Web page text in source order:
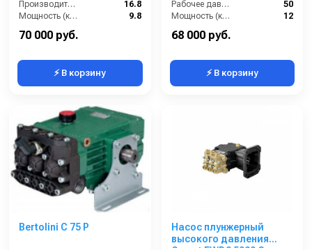
Производительность (л/мин):
16.8
Мощность (кВт):
9.8
Обороты двигателя (об/мин):
70 000 руб.
⚡ В корзину
Рабочее давление (бар):
50
Мощность (кВт):
12
68 000 руб.
⚡ В корзину
Bertolini С 75 P
Насос плунжерный
высокого давления